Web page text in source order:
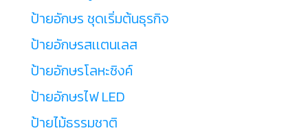
ป้ายอักษร ชุดเริ่มต้นธุรกิจ
ป้ายอักษรสเเตนเลส
ป้ายอักษรโลหะซิงค์
ป้ายอักษรไฟ LED
ป้ายไม้ธรรมชาติ